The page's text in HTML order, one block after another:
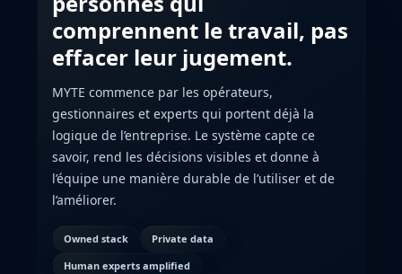
comprennent le travail, pas
effacer leur jugement.
MYTE commence par les opérateurs,
gestionnaires et experts qui portent déjà la
logique de l’entreprise. Le système capte ce
savoir, rend les décisions visibles et donne à
l’équipe une manière durable de l’utiliser et de
l’améliorer.
Owned stack
Private data
Human experts amplified